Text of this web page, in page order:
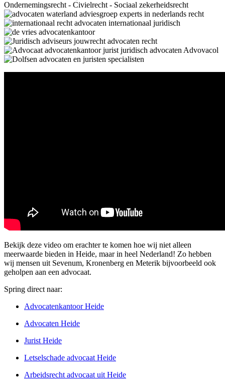
Bekijk deze video om erachter te komen hoe wij niet alleen
meerwaarde bieden in Heide, maar in heel Nederland! Zo hebben
wij mensen uit Sevenum, Kronenberg en Meterik bijvoorbeeld ook
geholpen aan een advocaat.
Spring direct naar:
Advocatenkantoor Heide
Advocaten Heide
Jurist Heide
Letselschade advocaat Heide
Arbeidsrecht advocaat uit Heide